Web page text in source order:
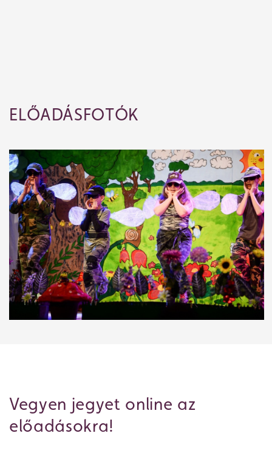
ELŐADÁSFOTÓK
Vegyen jegyet online az
előadásokra!